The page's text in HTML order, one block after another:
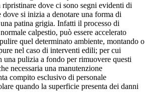
ripristinare dove ci sono segni evidenti di
si inizia a denotare una forma di
patina grigia. Infatti il processo di
calpestio, può essere accelerato
quel determinato ambiente, montando o
nel caso di interventi edili; per cui
una pulizia a fondo per rimuovere questi
necessaria una manutenzione
compito esclusivo di personale
quando la superficie presenta dei danni